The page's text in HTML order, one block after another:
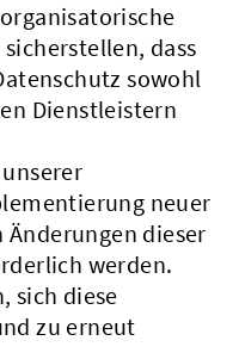
dass
sowohl
Dienstleistern
neuer
dieser
werden.
sich diese
zu erneut